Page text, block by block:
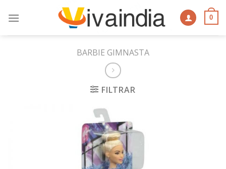
0
BARBIE GIMNASTA
FILTRAR